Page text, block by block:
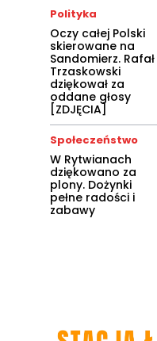
Polityka
Oczy całej Polski
skierowane na
Sandomierz. Rafał
Trzaskowski
dziękował za
oddane głosy
[ZDJĘCIA]
Społeczeństwo
W Rytwianach
dziękowano za
plony. Dożynki
pełne radości i
zabawy